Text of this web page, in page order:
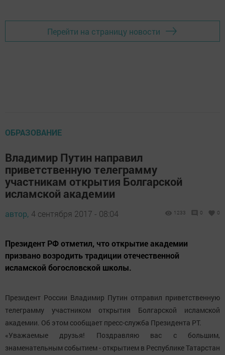
Перейти на страницу новости
ОБРАЗОВАНИЕ
Владимир Путин направил
приветственную телеграмму
участникам открытия Болгарской
исламской академии
автор, 4 сентября 2017 - 08:04 1233 0 0
Президент РФ отметил, что открытие академии
призвано возродить традиции отечественной
исламской богословской школы.
Президент России Владимир Путин отправил приветственную
телеграмму участником открытия Болгарской исламской
академии. Об этом сообщает пресс-служба Президента РТ.
«Уважаемые друзья! Поздравляю вас с большим,
знаменательным событием - открытием в Республике Татарстан